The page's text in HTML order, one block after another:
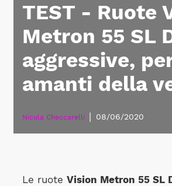
TEST - Ruote
Metron 55 SL
aggressive,
amanti della
Nicola Checcarelli 08/06/2020
Le ruote Vision Metron 55 SL